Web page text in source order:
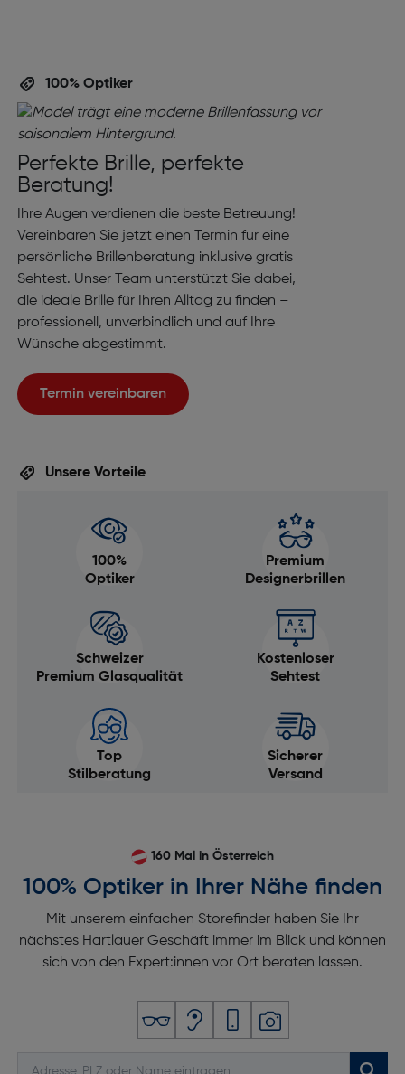
100% Optiker
Perfekte Brille, perfekte
Beratung!
Ihre Augen verdienen die beste Betreuung!
Vereinbaren Sie jetzt einen Termin für eine
persönliche Brillenberatung inklusive gratis
Sehtest. Unser Team unterstützt Sie dabei,
die ideale Brille für Ihren Alltag zu finden –
professionell, unverbindlich und auf Ihre
Wünsche abgestimmt.
Termin vereinbaren
Unsere Vorteile
100%
Optiker
Premium
Designerbrillen
Schweizer
Premium Glasqualität
Kostenloser
Sehtest
Top
Stilberatung
Sicherer
Versand
160 Mal in Österreich
100% Optiker in Ihrer Nähe finden
Mit unserem einfachen Storefinder haben Sie Ihr
nächstes Hartlauer Geschäft immer im Blick und können
sich von den Expert:innen vor Ort beraten lassen.